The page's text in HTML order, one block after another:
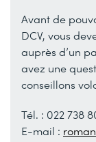
Avant de
DCV, vous
auprès d’un
avez une
conseillons
Tél. : 022 738
E-mail :